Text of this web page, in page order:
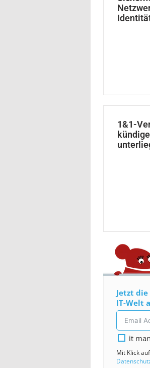
1&1-
Jetzt
IT-Welt
it
Mit Klick